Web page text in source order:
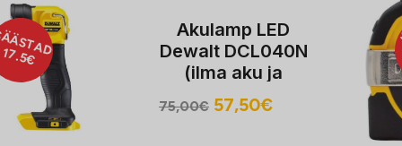
Akulamp LED
Dewalt DCL040N
(ilma aku ja
laadijata)
75,00€ Algne
57,50€Praegune